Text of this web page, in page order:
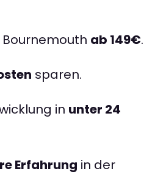
Bournemouth ab 149€.
sparen.
in unter 24
Erfahrung in der